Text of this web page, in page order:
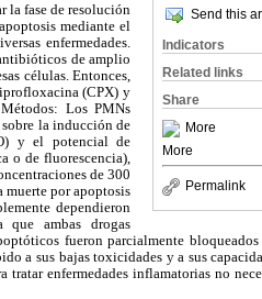
Send this
Indicators
Related links
Share
More
More
Permalink
la fase de resolución
mediante el
enfermedades.
de amplio
células. Entonces,
(CPX) y
Métodos: Los PMNs
sobre la inducción de
y el potencial de
o de fluorescencia),
de 300
por apoptosis
dependieron
ambas drogas
fueron parcialmente
a sus bajas toxicidades y a sus
enfermedades inflamatorias no